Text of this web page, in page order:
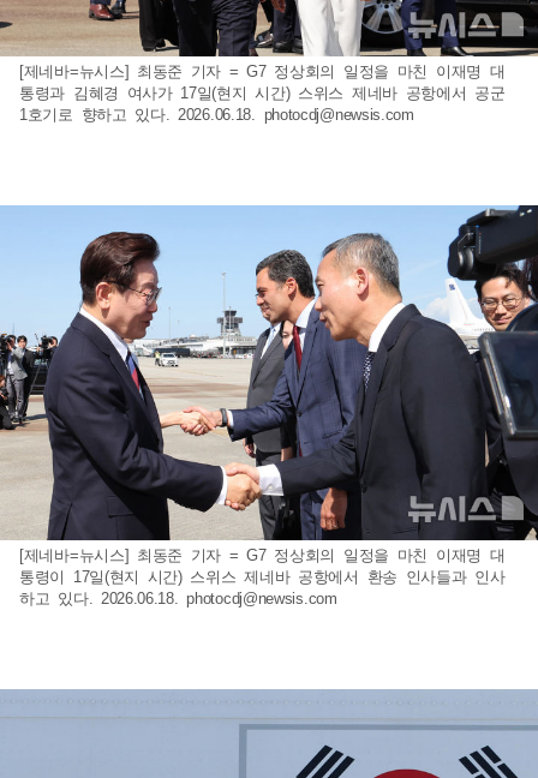
[제네바=뉴시스] 최동준 기자 = G7 정상회의 일정을 마친 이재명 대
통령과 김혜경 여사가 17일(현지 시간) 스위스 제네바 공항에서 공군
1호기로 향하고 있다. 2026.06.18. photocdj@newsis.com
[제네바=뉴시스] 최동준 기자 = G7 정상회의 일정을 마친 이재명 대
통령이 17일(현지 시간) 스위스 제네바 공항에서 환송 인사들과 인사
하고 있다. 2026.06.18.photocdj@newsis.com